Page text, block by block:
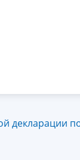
декларации